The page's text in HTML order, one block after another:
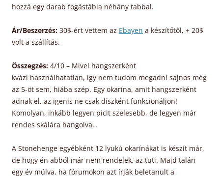
hozzá egy darab fogástábla néhány tabbal.
Ár/Beszerzés: 30$-ért vettem az Ebayen a készítőtől, + 20$
volt a szállítás.
Összegzés: 4/10 – Mivel hangszerként
kvázi használhatatlan, így nem tudom megadni sajnos még
az 5-öt sem, hiába szép. Egy okarína, amit hangszerként
adnak el, az igenis ne csak díszként funkcionáljon!
Komolyan, inkább legyen picit szelesebb, de legyen már
rendes skálára hangolva…
A Stonehenge egyébként 12 lyukú okarínákat is készít már,
de hogy én abból már nem rendelek, az tuti. Majd talán
egy év múlva, ha fórumokon azt írják beletanult a